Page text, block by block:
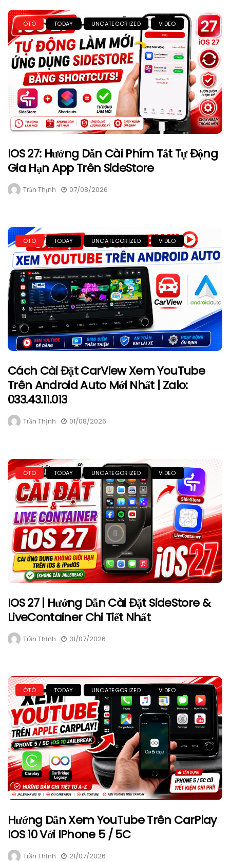
ÔTÔ TODAY UNCATEGORIZED VIDEO
IOS 27: Hướng Dẫn Cài Phím Tắt Tự Động
Gia Hạn App Trên SideStore
Trần Thịnh 07/08/2026
ÔTÔ TODAY UNCATEGORIZED VIDEO
Cách Cài Đặt CarView Xem YouTube
Trên Android Auto Mới Nhất | Zalo:
033.43.11.013
Trần Thịnh 01/08/2026
ÔTÔ TODAY UNCATEGORIZED VIDEO
IOS 27 | Hướng Dẫn Cài Đặt SideStore &
LiveContainer Chi Tiết Nhất
Trần Thịnh 31/07/2026
ÔTÔ TODAY UNCATEGORIZED VIDEO
Hướng Dẫn Xem YouTube Trên CarPlay
IOS 10 Với IPhone 5 / 5C
Trần Thịnh 21/07/2026